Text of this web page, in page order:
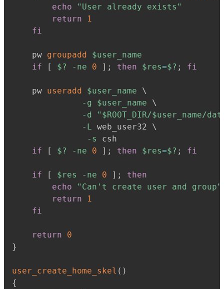
echo
"User already exists"
return
1
fi
    pw
groupadd
$user_name
if
[ $? -ne 0 ] ; then $res=$? ; fi
    pw
useradd $user_name
\
-g
$user_name
\
-d
" $ROOT_DIR/$user_name/
-L
web_user32 \
-s
csh
if
[ $? -ne 0 ] ; then $res=$? ; fi
if [ $res -ne 0 ] ;
then
echo
"Can't create user and group"
return
1
fi
return
0
}
user_create_home_skel ( )
{